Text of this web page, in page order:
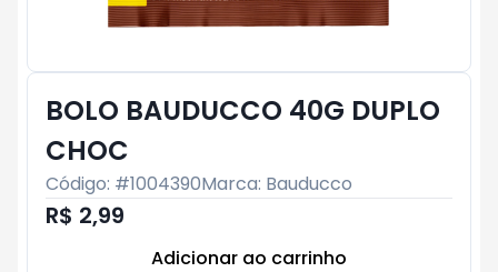
BOLO BAUDUCCO 40G DUPLO
CHOC
Código: #1004390Marca: Bauducco
R$ 2,99
Adicionar ao carrinho